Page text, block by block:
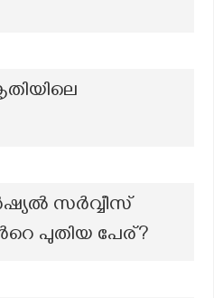
സർവ്വീസ്
പുതിയ പേര്?